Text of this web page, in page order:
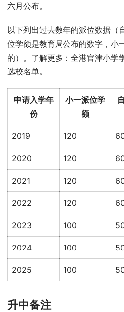
六月公布。
以下列出过去数年的派位数据（
位学额是教育局公布的数字，小
的）。了解更多：全港官津小学
选校名单。
申请入学年
份
小一派位学
额
2019 120 60
2020 120 60
2021 120 60
2022 120 60
2023 100 50
2024 100 50
2025 100 50
升中备注